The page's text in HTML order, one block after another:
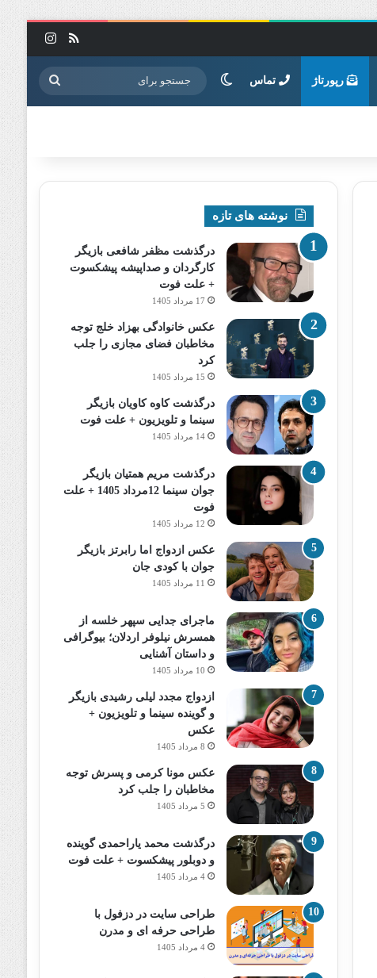
خوراک
رپورتاژ تماس تغییر پوسته جستجو
برای
نوشته های تازه
درگذشت مظفر شافعی بازیگر
کارگردان و صداپیشه پیشکسوت
+ علت فوت
17 مرداد 1405
عکس خانوادگی بهزاد خلج توجه
مخاطبان فضای مجازی را جلب
کرد
15 مرداد 1405
درگذشت کاوه کاویان بازیگر
سینما و تلویزیون + علت فوت
14 مرداد 1405
درگذشت مریم همتیان بازیگر
جوان سینما 12مرداد 1405 + علت
فوت
12 مرداد 1405
عکس ازدواج اما رابرتز بازیگر
جوان با کودی جان
11 مرداد 1405
ماجرای جدایی سپهر خلسه از
همسرش نیلوفر اردلان؛ بیوگرافی
و داستان آشنایی
10 مرداد 1405
ازدواج مجدد لیلی رشیدی بازیگر
و گوینده سینما و تلویزیون +
عکس
8 مرداد 1405
عکس مونا کرمی و پسرش توجه
مخاطبان را جلب کرد
5 مرداد 1405
درگذشت محمد یاراحمدی گوینده
و دوبلور پیشکسوت + علت فوت
4 مرداد 1405
طراحی سایت در دزفول با
طراحی حرفه‌ ای و مدرن
4 مرداد 1405